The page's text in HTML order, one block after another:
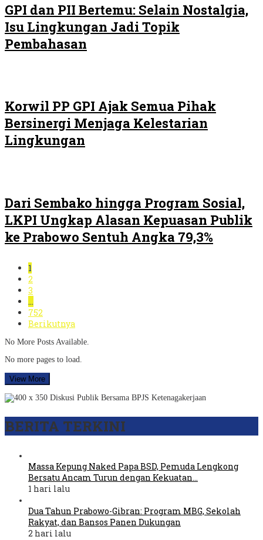
GPI dan PII Bertemu: Selain Nostalgia,
Isu Lingkungan Jadi Topik
Pembahasan
Korwil PP GPI Ajak Semua Pihak
Bersinergi Menjaga Kelestarian
Lingkungan
Dari Sembako hingga Program Sosial,
LKPI Ungkap Alasan Kepuasan Publik
ke Prabowo Sentuh Angka 79,3%
1
2
3
…
752
Berikutnya
No More Posts Available.
No more pages to load.
View More
BERITA TERKINI
Massa Kepung Naked Papa BSD, Pemuda Lengkong
Bersatu Ancam Turun dengan Kekuatan…
1 hari lalu
Dua Tahun Prabowo-Gibran: Program MBG, Sekolah
Rakyat, dan Bansos Panen Dukungan
2 hari lalu